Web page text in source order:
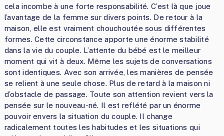
cela incombe à une forte responsabilité. C’est là que joue
l’avantage de la femme sur divers points. De retour à la
maison, elle est vraiment chouchoutée sous différentes
formes. Cette circonstance apporte une énorme stabilité
dans la vie du couple. L’attente du bébé est le meilleur
moment qui vit à deux. Même les sujets de conversations
sont identiques. Avec son arrivée, les manières de pensée
se relient à une seule chose. Plus de retard à la maison ni
d’obstacle de passage. Toute son attention revient vers la
pensée sur le nouveau-né. Il est reflété par un énorme
pouvoir envers la situation du couple. Il change
radicalement toutes les habitudes et les situations qui